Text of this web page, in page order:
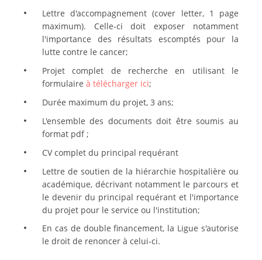
Lettre d'accompagnement (cover letter, 1 page
maximum). Celle-ci doit exposer notamment
l'importance des résultats escomptés pour la
lutte contre le cancer;
Projet complet de recherche en utilisant le
formulaire à télécharger ici;
Durée maximum du projet, 3 ans;
L'ensemble des documents doit être soumis au
format pdf ;
CV complet du principal requérant
Lettre de soutien de la hiérarchie hospitalière ou
académique, décrivant notamment le parcours et
le devenir du principal requérant et l'importance
du projet pour le service ou l'institution;
En cas de double financement, la Ligue s'autorise
le droit de renoncer à celui-ci.